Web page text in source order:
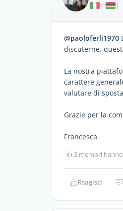
|
@paoloferli1970
discuterne,
La nostra
carattere
valutare di
Grazie per la
Francesca
👍3 membri
Reagisci